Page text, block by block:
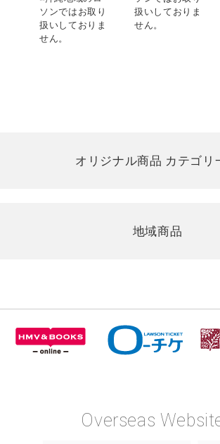
ソンではお取り
扱いしておりま
せん。
扱いしておりま
せん。
オリジナル商品 カテゴリ
地域商品
Overseas